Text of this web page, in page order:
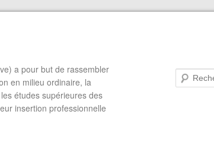
a pour but de rassembler
en milieu ordinaire, la
études supérieures des
insertion professionnelle